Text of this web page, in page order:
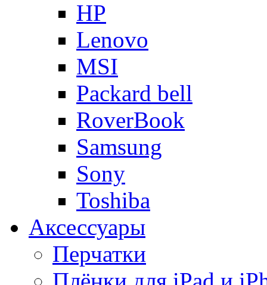
HP
Lenovo
MSI
Packard bell
RoverBook
Samsung
Sony
Toshiba
Аксессуары
Перчатки